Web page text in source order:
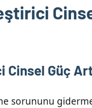
Güç
sorununu